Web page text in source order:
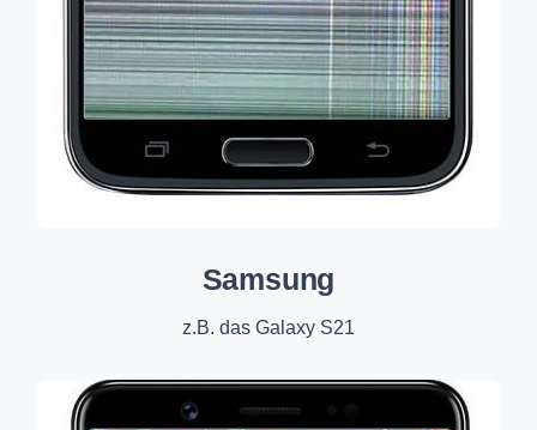
Samsung
z.B. das Galaxy S21